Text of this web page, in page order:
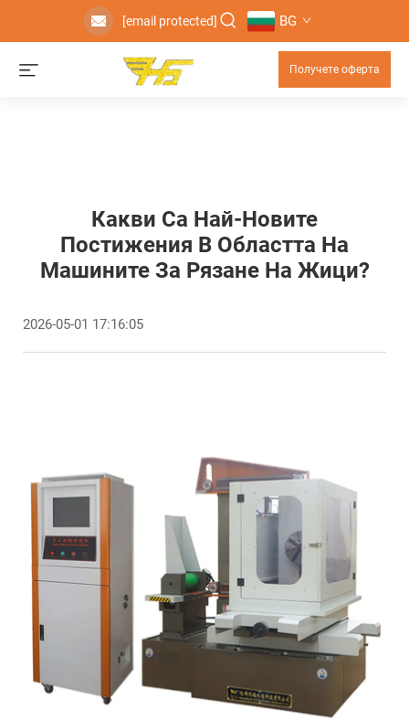
[email protected] BG
Получете оферта
Какви Са Най-Новите
Постижения В Областта На
Машините За Рязане На Жици?
2026-05-01 17:16:05